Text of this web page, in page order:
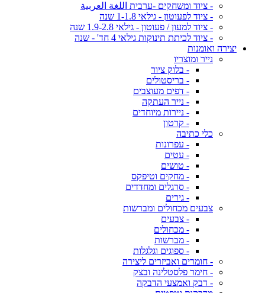
- ציוד ומשחקים -ערבית اللغة العربية
- ציוד לפעוטון - גילאי 1-1.8 שנה
- ציוד למעון / פעוטון - גילאי 1.9-2.8 שנה
- ציוד לכיתת תינוקות גילאי 4 חד' - שנה
יצירה ואומנות
נייר ומוצריו
- בלוק ציור
- בריסטולים
- דפים מעוצבים
- נייר העתקה
- ניירות מיוחדים
- קרטון
כלי כתיבה
- עפרונות
- עטים
- טושים
- מחקים וטיפקס
- סרגלים ומחדדים
- גירים
צבעים מכחולים ומברשות
- צבעים
- מכחולים
- מברשות
- ספוגים וגלגלות
- חומרים ואביזרים ליצירה
- חימר פלסטלינה ובצק
- דבק ואמצעי הדבקה